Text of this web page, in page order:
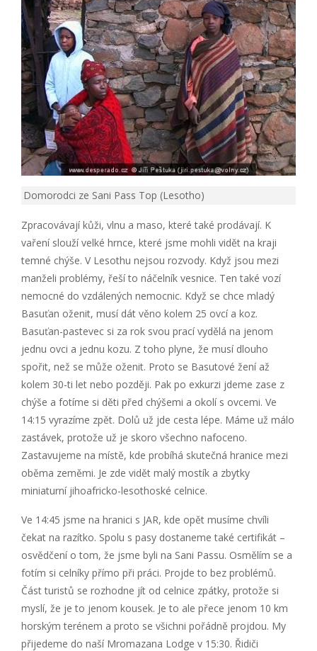
Domorodci ze Sani Pass Top (Lesotho)
Zpracovávají kůži, vlnu a maso, které také prodávají. K
vaření slouží velké hrnce, které jsme mohli vidět na kraji
temné chýše. V Lesothu nejsou rozvody. Když jsou mezi
manželi problémy, řeší to náčelník vesnice. Ten také vozí
nemocné do vzdálených nemocnic. Když se chce mladý
Basuťan oženit, musí dát věno kolem 25 ovcí a koz.
Basuťan-pastevec si za rok svou prací vydělá na jenom
jednu ovci a jednu kozu. Z toho plyne, že musí dlouho
spořit, než se může oženit. Proto se Basutové žení až
kolem 30-ti let nebo později. Pak po exkurzi jdeme zase z
chýše a fotíme si děti před chýšemi a okolí s ovcemi. Ve
14:15 vyrazíme zpět. Dolů už jde cesta lépe. Máme už málo
zastávek, protože už je skoro všechno nafoceno.
Zastavujeme na místě, kde probíhá skutečná hranice mezi
oběma zeměmi. Je zde vidět malý mostík a zbytky
miniaturní jihoafricko-lesothoské celnice.
Ve 14:45 jsme na hranici s JAR, kde opět musíme chvíli
čekat na razítko. Spolu s pasy dostaneme také certifikát –
osvědčení o tom, že jsme byli na Sani Passu. Osmělím se a
fotím si celníky přímo při práci. Projde to bez problémů.
Část turistů se rozhodne jít od celnice zpátky, protože si
myslí, že je to jenom kousek. Je to ale přece jenom 10 km
horským terénem a proto se všichni pořádně projdou. My
přijedeme do naší Mromazana Lodge v 15:30. Řidiči